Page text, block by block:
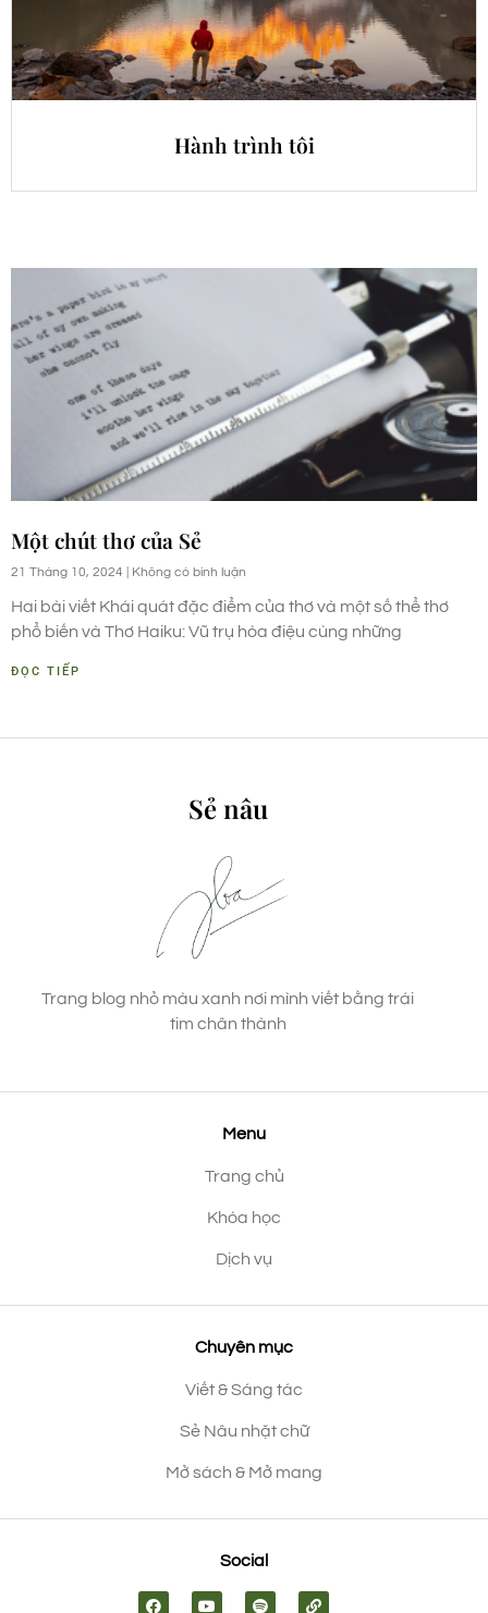
Hành trình tôi
Một chút thơ của Sẻ
21 Tháng 10, 2024 Không có bình luận
Hai bài viết Khái quát đặc điểm của thơ và một số thể thơ
phổ biến và Thơ Haiku: Vũ trụ hòa điệu cùng những
ĐỌC TIẾP
Sẻ nâu
Trang blog nhỏ màu xanh nơi mình viết bằng trái
tim chân thành
Menu
Trang chủ
Khóa học
Dịch vụ
Chuyên mục
Viết & Sáng tác
Sẻ Nâu nhặt chữ
Mở sách & Mở mang
Social